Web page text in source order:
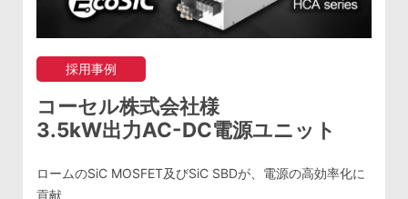
採用事例
コーセル株式会社様
3.5kW出力AC-DC電源ユニット
ロームのSiC MOSFET及びSiC SBDが、電源の高効率化に
貢献